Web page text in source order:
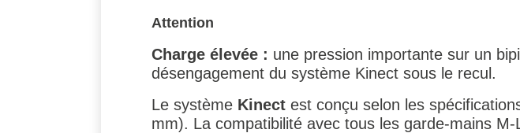
Attention
Charge élevée : une pression importante sur un
désengagement du système Kinect sous le recul.
Le système Kinect est conçu selon les
mm). La compatibilité avec tous les garde-mains